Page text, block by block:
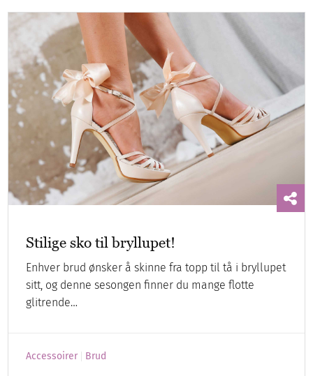
Stilige sko til bryllupet!
Enhver brud ønsker å skinne fra topp til tå i bryllupet
sitt, og denne sesongen finner du mange flotte
glitrende…
Accessoirer Brud